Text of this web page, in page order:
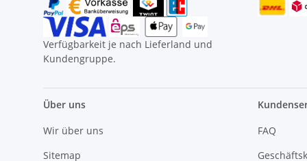
Verfügbarkeit je nach Lieferland und
Kundengruppe.
Über uns
Wir über uns
Sitemap
FAQ